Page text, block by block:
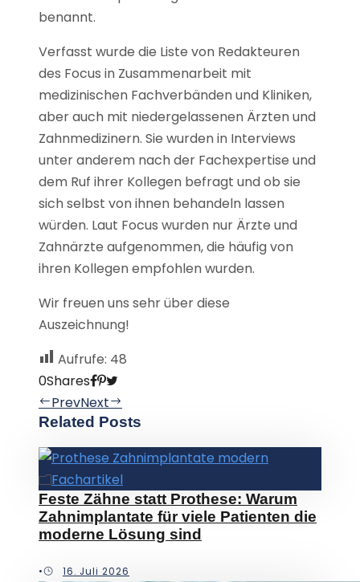
benannt.
Verfasst wurde die Liste von Redakteuren
des Focus in Zusammenarbeit mit
medizinischen Fachverbänden und Kliniken,
aber auch mit niedergelassenen Ärzten und
Zahnmedizinern. Sie wurden in Interviews
unter anderem nach der Fachexpertise und
dem Ruf ihrer Kollegen befragt und ob sie
sich selbst von ihnen behandeln lassen
würden. Laut Focus wurden nur Ärzte und
Zahnärzte aufgenommen, die häufig von
ihren Kollegen empfohlen wurden.
Wir freuen uns sehr über diese
Auszeichnung!
Aufrufe: 48
0Shares
PrevNext
Related Posts
Fachartikel
Feste Zähne statt Prothese: Warum
Zahnimplantate für viele Patienten die
moderne Lösung sind
• 16. Juli 2026